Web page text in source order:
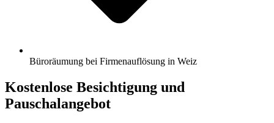
Büroräumung bei Firmenauflösung in Weiz
Kostenlose Besichtigung und
Pauschalangebot